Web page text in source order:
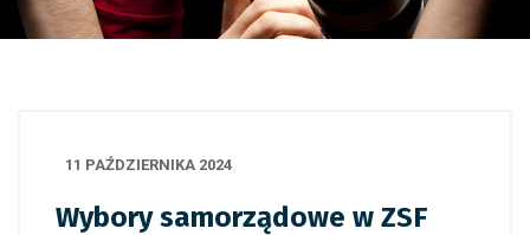
11 PAŹDZIERNIKA 2024
Wybory samorządowe w ZSF